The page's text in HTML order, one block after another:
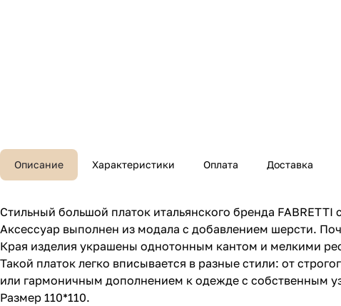
Описание Характеристики Оплата Доставка
Стильный большой платок итальянского бренда
Аксессуар выполнен из модала с добавлением шерсти.
Края изделия украшены однотонным кантом и мелкими
Такой платок легко вписывается в разные стили: от
или гармоничным дополнением к одежде с собственным
Размер 110*110.